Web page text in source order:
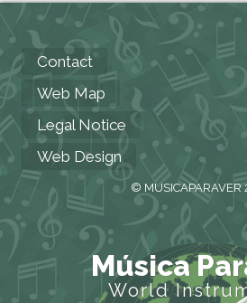
Contact
Web Map
Legal Notice
Web Design
© MUSICAPARAVER
Música
World